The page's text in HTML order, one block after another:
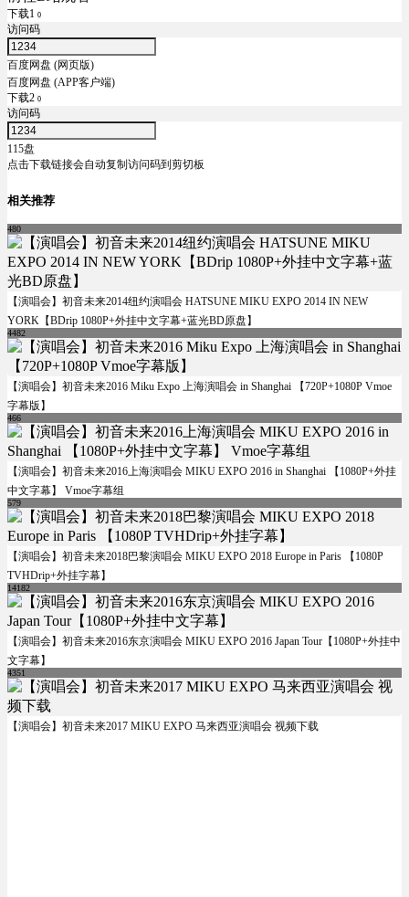
下载1 0
访问码
百度网盘 (网页版)
百度网盘 (APP客户端)
下载2 0
访问码
115盘
点击下载链接会自动复制访问码到剪切板
相关推荐
480
【演唱会】初音未来2014纽约演唱会 HATSUNE MIKU EXPO 2014 IN NEW
YORK【BDrip 1080P+外挂中文字幕+蓝光BD原盘】
4482
【演唱会】初音未来2016 Miku Expo 上海演唱会 in Shanghai 【720P+1080P Vmoe
字幕版】
466
【演唱会】初音未来2016上海演唱会 MIKU EXPO 2016 in Shanghai 【1080P+外挂
中文字幕】 Vmoe字幕组
579
【演唱会】初音未来2018巴黎演唱会 MIKU EXPO 2018 Europe in Paris 【1080P
TVHDrip+外挂字幕】
14182
【演唱会】初音未来2016东京演唱会 MIKU EXPO 2016 Japan Tour【1080P+外挂中
文字幕】
4351
【演唱会】初音未来2017 MIKU EXPO 马来西亚演唱会 视频下载